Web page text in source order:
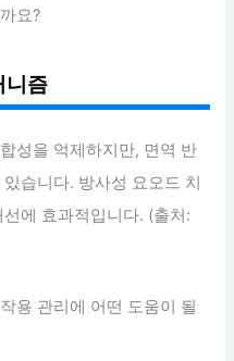
요?
니즘
성을 억제하지만, 면역 반
습니다. 방사성 요오드 치
에 효과적입니다. (출처:
용 관리에 어떤 도움이 될